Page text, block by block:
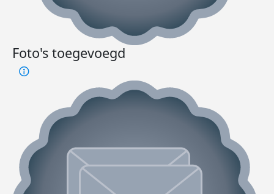
Foto's toegevoegd